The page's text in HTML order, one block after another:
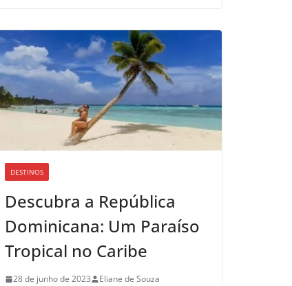
DESTINOS
Descubra a República
Dominicana: Um Paraíso
Tropical no Caribe
28 de junho de 2023 Eliane de Souza